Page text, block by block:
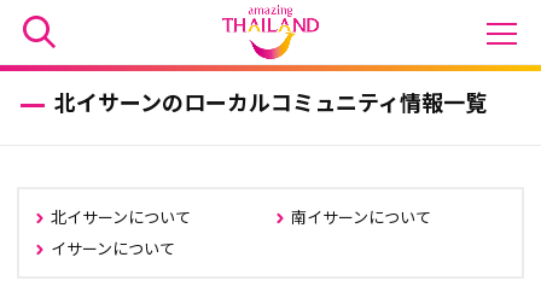
北イサーンのローカルコミュニティ情報一覧
北イサーンについて
南イサーンについて
イサーンについて